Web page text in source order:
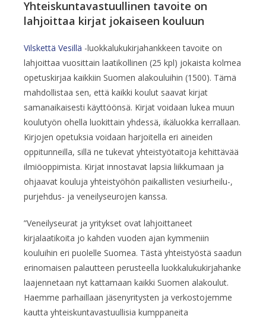
Yhteiskuntavastuullinen tavoite on
lahjoittaa kirjat jokaiseen kouluun
Vilskettä Vesillä -luokkalukukirjahankkeen tavoite on
lahjoittaa vuosittain laatikollinen (25 kpl) jokaista kolmea
opetuskirjaa kaikkiin Suomen alakouluihin (1500). Tämä
mahdollistaa sen, että kaikki koulut saavat kirjat
samanaikaisesti käyttöönsä. Kirjat voidaan lukea muun
koulutyön ohella luokittain yhdessä, ikäluokka kerrallaan.
Kirjojen opetuksia voidaan harjoitella eri aineiden
oppitunneilla, sillä ne tukevat yhteistyötaitoja kehittävää
ilmiöoppimista. Kirjat innostavat lapsia liikkumaan ja
ohjaavat kouluja yhteistyöhön paikallisten vesiurheilu-,
purjehdus- ja veneilyseurojen kanssa.
”Veneilyseurat ja yritykset ovat lahjoittaneet
kirjalaatikoita jo kahden vuoden ajan kymmeniin
kouluihin eri puolelle Suomea. Tästä yhteistyöstä saadun
erinomaisen palautteen perusteella luokkalukukirjahanke
laajennetaan nyt kattamaan kaikki Suomen alakoulut.
Haemme parhaillaan jäsenyritysten ja verkostojemme
kautta yhteiskuntavastuullisia kumppaneita